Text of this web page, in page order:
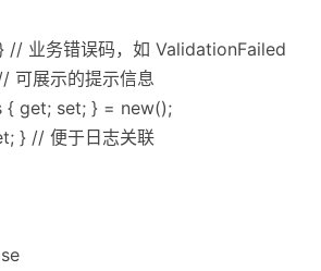
业务错误码，如 ValidationFailed
展示的提示信息
{ get; set; } = new();
} // 便于日志关联